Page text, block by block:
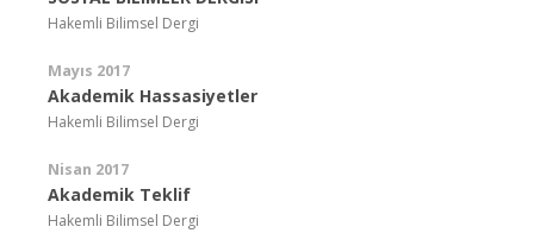
Hakemli Bilimsel Dergi
Mayıs 2017
Akademik Hassasiyetler
Hakemli Bilimsel Dergi
Nisan 2017
Akademik Teklif
Hakemli Bilimsel Dergi